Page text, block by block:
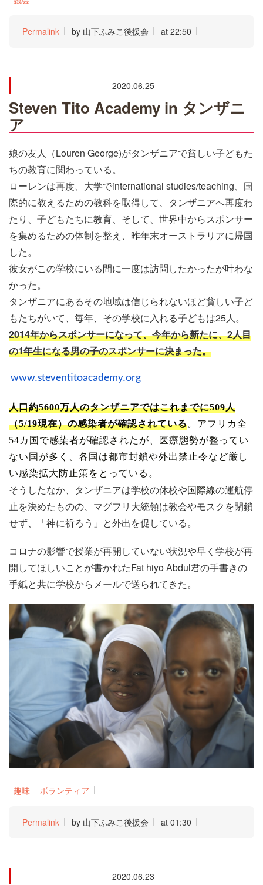
Permalink by 山下ふみこ後援会 at 22:50
2020.06.25
Steven Tito Academy in タンザニ
ア
娘の友人（Louren George)がタンザニアで貧しい子どもた
ちの教育に関わっている。
ローレンは再度、大学でinternational studies/teaching、国
際的に教えるための教科を取得して、タンザニアへ再度わ
たり、子どもたちに教育、そして、世界中からスポンサー
を集めるための体制を整え、昨年末オーストラリアに帰国
した。
彼女がこの学校にいる間に一度は訪問したかったが叶わな
かった。
タンザニアにあるその地域は信じられないほど貧しい子ど
もたちがいて、毎年、その学校に入れる子どもは25人。
2014年からスポンサーになって、今年から新たに、2人目
の1年生になる男の子のスポンサーに決まった。
www.steventitoacademy.org
人口約5600万人のタンザニアではこれまでに509人
（5/19現在）の感染者が確認されている。 アフリカ全
54カ国で感染者が確認されたが、医療態勢が整ってい
ない国が多く、各国は都市封鎖や外出禁止令など厳し
い感染拡大防止策をとっている。
そうしたなか、タンザニアは学校の休校や国際線の運航停
止を決めたものの、マグフリ大統領は教会やモスクを閉鎖
せず、「神に祈ろう」と外出を促している。
コロナの影響で授業が再開していない状況や早く学校が再
開してほしいことが書かれたFat hiyo Abdul君の手書きの
手紙と共に学校からメールで送られてきた。
趣味 ボランティア
Permalink by 山下ふみこ後援会 at 01:30
2020.06.23